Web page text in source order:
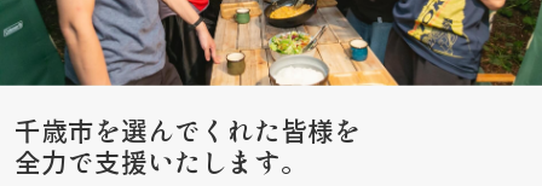
千歳市を選んでくれた皆様を
全力で支援いたします。